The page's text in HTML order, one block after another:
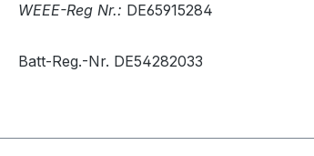
WEEE-Reg Nr.: DE65915284
Batt-Reg.-Nr. DE54282033